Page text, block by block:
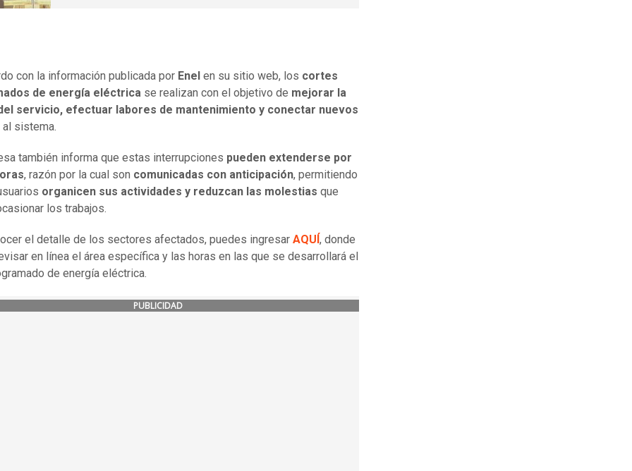
con la información publicada por Enel en su sitio web, los cortes
de energía eléctrica se realizan con el objetivo de mejorar la
servicio, efectuar labores de mantenimiento y conectar nuevos
al sistema.
también informa que estas interrupciones pueden extenderse por
, razón por la cual son comunicadas con anticipación, permitiendo
organicen sus actividades y reduzcan las molestias que
los trabajos.
el detalle de los sectores afectados, puedes ingresar AQUÍ , donde
en línea el área específica y las horas en las que se desarrollará el
de energía eléctrica.
PUBLICIDAD